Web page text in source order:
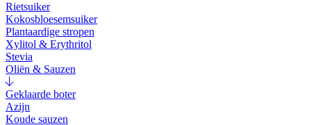
Rietsuiker
Kokosbloesemsuiker
Plantaardige stropen
Xylitol & Erythritol
Stevia
Oliën & Sauzen
Geklaarde boter
Azijn
Koude sauzen